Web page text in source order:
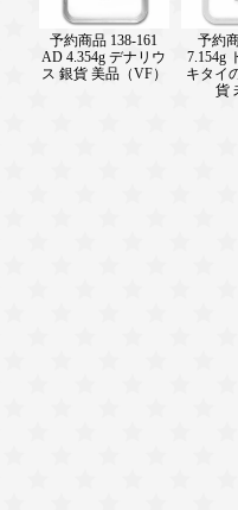
予約商品 138-161
AD 4.354g デナリウ
ス 銀貨 美品（VF）
予約
7.154g
キタイ
貨